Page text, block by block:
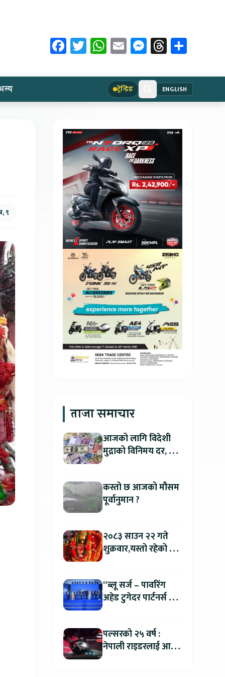
Facebook
Twitter
WhatsApp
EmailMessenger
Threads
ट्रेन्डिङ ENGLISH
९
ताजा समाचार
आजको लागि विदेशी
मुद्राको विनिमय दर, कुन
कस्तो छ आजको मौसम
पूर्वानुमान ?
२०८३ साउन २२ गते
शुक्रवार,यस्तो रहेको छ
“ब्लू सर्ज – पावरिंग
अहेड टुगेदर पार्टनर्स मीट
यामाहाको घोषणा
पल्सरको २५ वर्ष :
नेपाली राइडरलाई आफ्नै